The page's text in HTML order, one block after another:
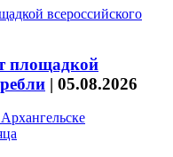
площадкой
| 05.08.2026